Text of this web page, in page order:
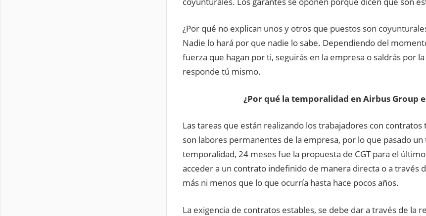
¿Por qué no explican unos y otros que puestos son
Nadie lo hará por que nadie lo sabe. Dependiendo del
fuerza que hagan por ti, seguirás en la empresa o saldrás por
responde tú mismo.
¿Por qué la temporalidad en Airbus Group
Las tareas que están realizando los trabajadores con contratos
son labores permanentes de la empresa, por lo que pasado
temporalidad, 24 meses fue la propuesta de CGT para el
acceder a un contrato indefinido de manera directa o a través
más ni menos que lo que ocurría hasta hace pocos años.
La exigencia de contratos estables, se debe dar a través de la